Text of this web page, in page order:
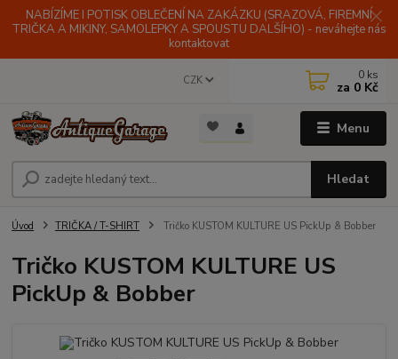
NABÍZÍME I POTISK OBLEČENÍ NA ZAKÁZKU (SRAZOVÁ, FIREMNÍ
TRIČKA A MIKINY, SAMOLEPKY A SPOUSTU DALŠÍHO) - neváhejte nás
kontaktovat
Menu
CZK
Hledat
0 ks
za 0 Kč
Úvod TRIČKA / T-SHIRT Tričko KUSTOM KULTURE US PickUp & Bobber
Tričko KUSTOM KULTURE US
PickUp & Bobber